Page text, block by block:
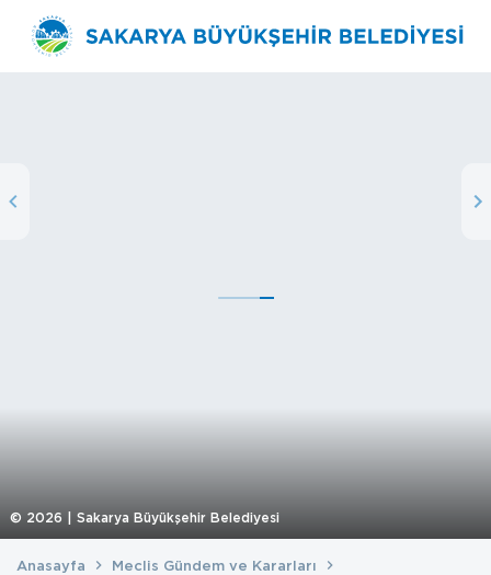
© 2026 | Sakarya Büyükşehir Belediyesi
Anasayfa
Meclis Gündem ve Kararları